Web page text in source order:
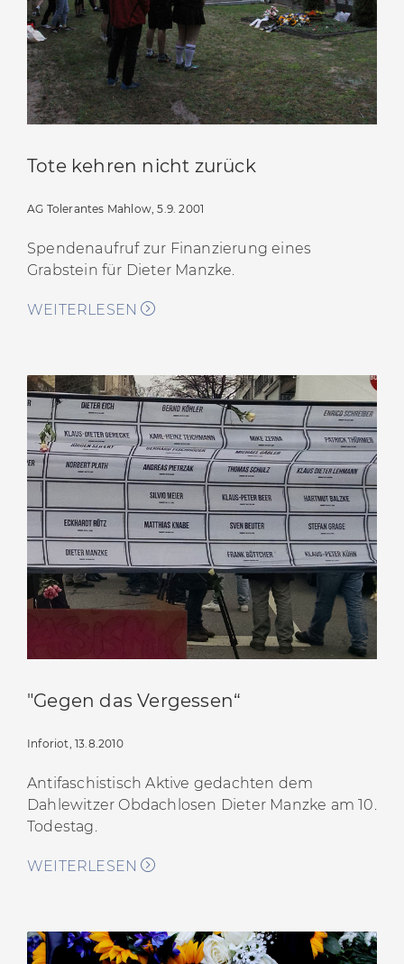
[6] ebd. / MAZ, 10.08.2021,
Opfer rechter Gewalt –
Dahlewitz: Gedenken zum 20. Todestag
[7] Website der Gemeinde-Blankenfelde-Mahlow,
Aktuelles, 10.08.2021,20. Jahrestag:Gedenken an
Dieter Manzke
[8] MAZ, 10.08.2021, Opfer rechter Gewalt –
Tote kehren nicht zurück
AG Tolerantes Mahlow, 5.9. 2001
Spendenaufruf zur Finanzierung eines
Grabstein für Dieter Manzke.
WEITERLESEN
"Gegen das Vergessen“
Inforiot, 13.8.2010
Antifaschistisch Aktive gedachten dem
Dahlewitzer Obdachlosen Dieter Manzke am 10.
Todestag.
WEITERLESEN